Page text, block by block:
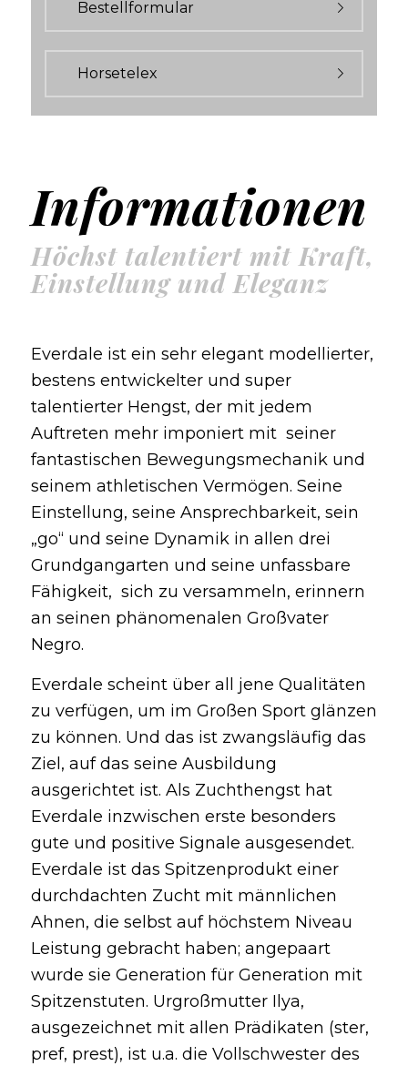
Bestellformular
Horsetelex
Informationen
Höchst talentiert mit Kraft,
Einstellung und Eleganz
Everdale ist ein sehr elegant modellierter,
bestens entwickelter und super
talentierter Hengst, der mit jedem
Auftreten mehr imponiert mit seiner
fantastischen Bewegungsmechanik und
seinem athletischen Vermögen. Seine
Einstellung, seine Ansprechbarkeit, sein
„go“ und seine Dynamik in allen drei
Grundgangarten und seine unfassbare
Fähigkeit, sich zu versammeln, erinnern
an seinen phänomenalen Großvater
Negro.
Everdale scheint über all jene Qualitäten
zu verfügen, um im Großen Sport glänzen
zu können. Und das ist zwangsläufig das
Ziel, auf das seine Ausbildung
ausgerichtet ist. Als Zuchthengst hat
Everdale inzwischen erste besonders
gute und positive Signale ausgesendet.
Everdale ist das Spitzenprodukt einer
durchdachten Zucht mit männlichen
Ahnen, die selbst auf höchstem Niveau
Leistung gebracht haben; angepaart
wurde sie Generation für Generation mit
Spitzenstuten. Urgroßmutter Ilya,
ausgezeichnet mit allen Prädikaten (ster,
pref, prest), ist u.a. die Vollschwester des